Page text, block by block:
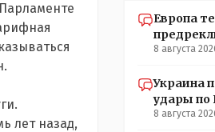
лет назад,
Европа
8 августа
Украина
удары по
8 августа